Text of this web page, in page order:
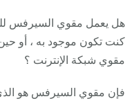
هل يعمل مقوي السيرفس
كنت تكون موجود به ، أو
مقوي شبكة الإنترنت ؟
فإن مقوي السيرفس هو